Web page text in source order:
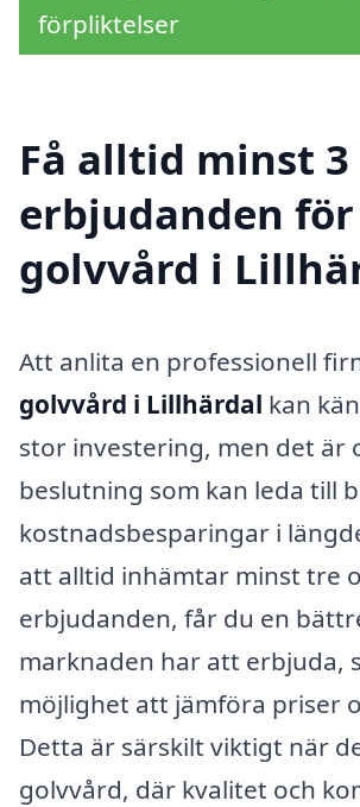
förpliktelser
Få alltid minst 3
erbjudanden för
golvvård i
Att anlita en professionell
golvvård i Lillhärdal kan
stor investering, men det är
beslutning som kan leda till
kostnadsbesparingar i
att alltid inhämtar minst tre
erbjudanden, får du en
marknaden har att erbjuda,
möjlighet att jämföra priser
Detta är särskilt viktigt när
golvvård, där kvalitet och